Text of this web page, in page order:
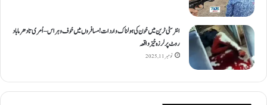
انٹر سٹی ٹرین میں خون کی ہولناک واردات! مسافروں میں خوف و ہراس – اُمری تا دھرما باد
روٹ پر لرزہ خیز واقعہ
نومبر 11, 2025